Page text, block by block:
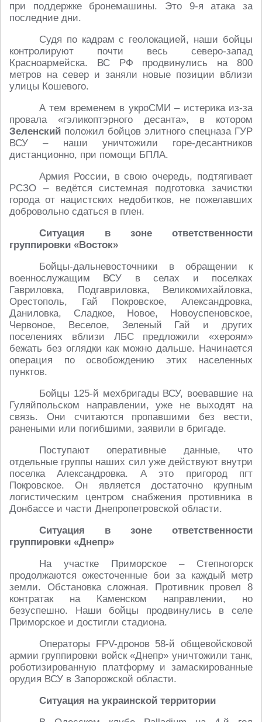
при поддержке бронемашины. Это 9-я атака за
последние дни.
Судя по кадрам с геолокацией, наши бойцы
контролируют почти весь северо-запад
Красноармейска. ВС РФ продвинулись на 800
метров на север и заняли новые позиции вблизи
улицы Кошевого.
А тем временем в укроСМИ – истерика из-за
провала «гэликоптэрного десанта», в котором
Зеленский положил бойцов элитного спецназа ГУР
ВСУ – наши уничтожили горе-десантников
дистанционно, при помощи БПЛА.
Армия России, в свою очередь, подтягивает
РСЗО – ведётся системная подготовка зачистки
города от нацистских недобитков, не пожелавших
добровольно сдаться в плен.
Ситуация в зоне ответственности
группировки «Восток»
Бойцы-дальневосточники в обращении к
военнослужащим ВСУ в селах и поселках
Гавриловка, Подгавриловка, Великомихайловка,
Орестополь, Гай Покровское, Александровка,
Даниловка, Сладкое, Новое, Новоуспеновское,
Червоное, Веселое, Зеленый Гай и других
поселениях вблизи ЛБС предложили «хероям»
бежать без оглядки как можно дальше. Начинается
операция по освобождению этих населенных
пунктов.
Бойцы 125-й мехбригады ВСУ, воевавшие на
Гуляйпольском направлении, уже не выходят на
связь. Они считаются пропавшими без вести,
ранеными или погибшими, заявили в бригаде.
Поступают оперативные данные, что
отдельные группы наших сил уже действуют внутри
поселка Александровка. А это пригород пгт
Покровское. Он является достаточно крупным
логистическим центром снабжения противника в
Донбассе и части Днепропетровской области.
Ситуация в зоне ответственности
группировки «Днепр»
На участке Приморское – Степногорск
продолжаются ожесточенные бои за каждый метр
земли. Обстановка сложная. Противник провел 8
контратак на Каменском направлении, но
безуспешно. Наши бойцы продвинулись в селе
Приморское и достигли стадиона.
Операторы FPV-дронов 58-й общевойсковой
армии группировки войск «Днепр» уничтожили танк,
роботизированную платформу и замаскированные
орудия ВСУ в Запорожской области.
Ситуация на украинской территории